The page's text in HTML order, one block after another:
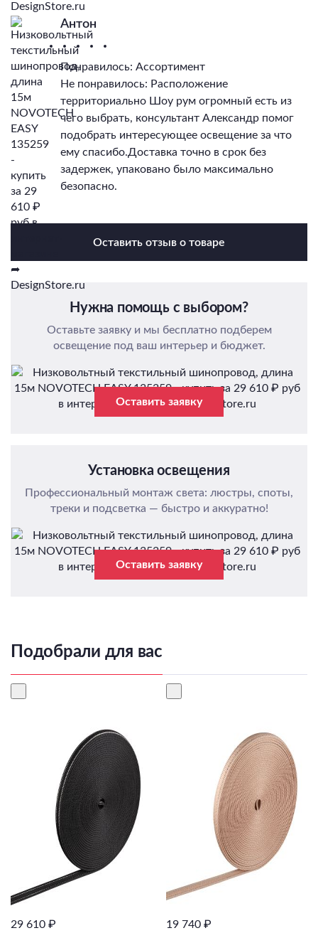
Антон
Понравилось: Ассортимент
Не понравилось: Расположение
территориально Шоу рум огромный есть из
чего выбрать, консультант Александр помог
подобрать интересующее освещение за что
ему спасибо.Доставка точно в срок без
задержек, упаковано было максимально
безопасно.
Оставить отзыв о товаре
Нужна помощь с выбором?
Оставьте заявку и мы бесплатно подберем
освещение под ваш интерьер и бюджет.
Оставить заявку
Установка освещения
Профессиональный монтаж света: люстры, споты,
треки и подсветка — быстро и аккуратно!
Оставить заявку
Подобрали для вас
29 610 ₽
19 740 ₽